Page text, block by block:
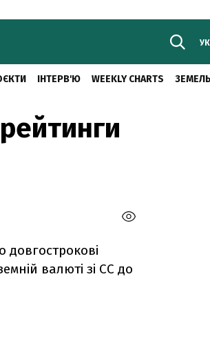
ІНТЕРВ'Ю WEEKLY CHARTS
валюті зі СС до